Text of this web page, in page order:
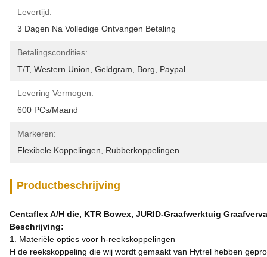
Levertijd:
3 Dagen Na Volledige Ontvangen Betaling
Betalingscondities:
T/T, Western Union, Geldgram, Borg, Paypal
Levering Vermogen:
600 PCs/maand
Markeren:
Flexibele Koppelingen
Rubberkoppelingen
Productbeschrijving
Centaflex A/H die, KTR Bowex, JURID-Graafwerktuig
Beschrijving:
1. Materiële opties voor h-reekskoppelingen
H de reekskoppeling die wij wordt gemaakt van Hytrel hebben